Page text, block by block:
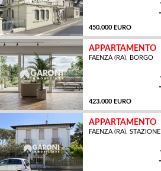
450.000 EURO
APPARTAMENTO
FAENZA (RA), BORGO
423.000 EURO
APPARTAMENTO
FAENZA (RA), STAZIONE